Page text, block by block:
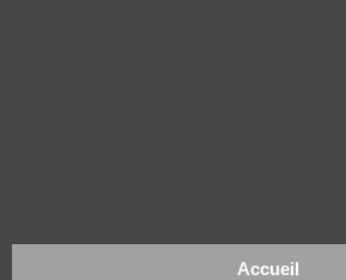
Accueil